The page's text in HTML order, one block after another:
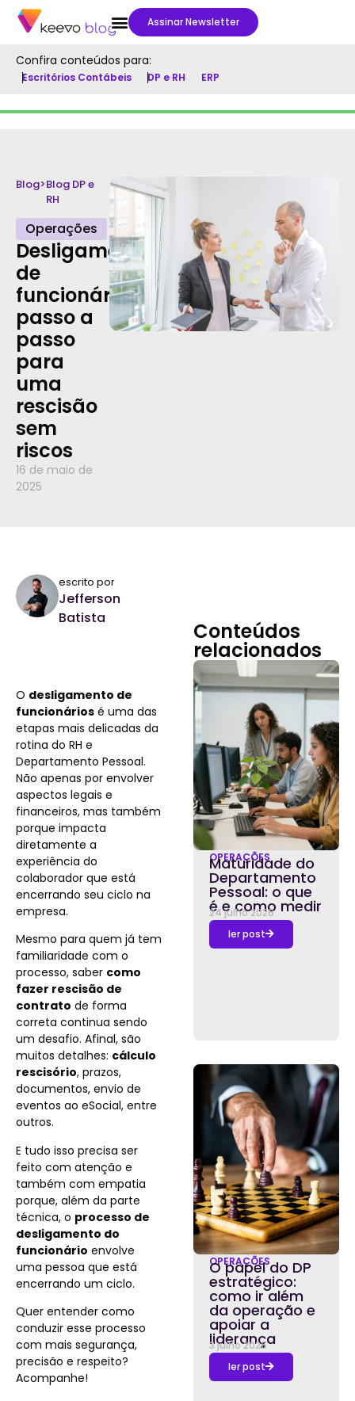
Assinar Newsletter
Confira conteúdos para:
Escritórios Contábeis DP e RH ERP
Blog>Blog DP e
RH
Operações
Desligamento
de
funcionários:
passo a
passo
para
uma
rescisão
sem
riscos
16 de maio de
2025
escrito por
Jefferson
Batista
O desligamento de
funcionários é uma das
etapas mais delicadas da
rotina do RH e
Departamento Pessoal.
Não apenas por envolver
aspectos legais e
financeiros, mas também
porque impacta
diretamente a
experiência do
colaborador que está
encerrando seu ciclo na
empresa.
Mesmo para quem já tem
familiaridade com o
processo, saber como
fazer rescisão de
contrato de forma
correta continua sendo
um desafio. Afinal, são
muitos detalhes: cálculo
rescisório, prazos,
documentos, envio de
eventos ao eSocial, entre
outros.
E tudo isso precisa ser
feito com atenção e
também com empatia
porque, além da parte
técnica, o processo de
desligamento do
funcionário envolve
uma pessoa que está
encerrando um ciclo.
Quer entender como
conduzir esse processo
com mais segurança,
precisão e respeito?
Acompanhe!
Conteúdos
relacionados
OPERAÇÕES
Maturidade do
Departamento
Pessoal: o que
é e como medir
24 julho 2026
ler post
OPERAÇÕES
O papel do DP
estratégico:
como ir além
da operação e
apoiar a
liderança
3 julho 2026
ler post